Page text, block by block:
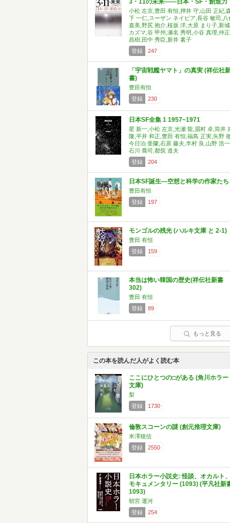
3・11の未来――日本・SF・創造力
小松 左京,豊田 有恒,押井 守,山田 正紀,
下 一仁,スーザン ネイピア,長谷 敏司,八
嘉美,野尻 抱介,桜坂 洋,大原 まり子,新城
カズマ,谷 甲州,瀬名 秀明,小谷 真理,仲正
昌樹,田中 秀臣,新井 素子
登録
247
「宇宙戦艦ヤマト」の真実 (祥伝社
書)
豊田有恒
登録
230
日本SF全集 1 1957~1971
星 新一,小松 左京,光瀬 龍,眉村 卓,筒井
隆,平井 和正,豊田 有恒,福島 正実,矢野
今日泊 亜蘭,石原 藤夫,半村 良,山野 浩一,
石川 喬司,都筑 道夫
登録
204
日本SF誕生―空想と科学の作家たち
豊田有恒
登録
197
モンゴルの残光 (ハルキ文庫 と 2-1)
豊田 有恒
登録
159
本当は怖い韓国の歴史(祥伝社新書
302)
豊田 有恒
登録
89
もっと見る
この本を読んだ人がよく読む本
ここにひとつの□がある (角川ホラー
文庫)
梨
登録
1730
倫敦スコーンの謎 (創元推理文庫)
米澤穂信
登録
2550
日本ホラー小説史: 怪談、オカルト、
モキュメンタリー (1093) (平凡社新
1093)
朝宮 運河
登録
254